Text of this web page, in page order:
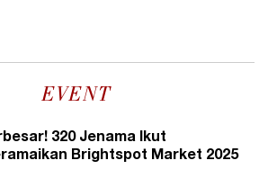
EVENT
320 Jenama Ikut
Brightspot Market 2025